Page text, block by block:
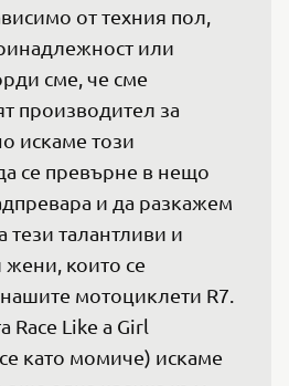
от техния пол,
или
сме, че сме
производител за
искаме този
се превърне в нещо
и да разкажем
тези талантливи и
които се
нашите мотоциклети R7.
Race Like a Girl
като момиче) искаме